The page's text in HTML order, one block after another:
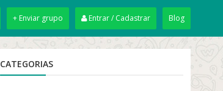
Blog
Entrar / Cadastrar
+ Enviar grupo
CATEGORIAS